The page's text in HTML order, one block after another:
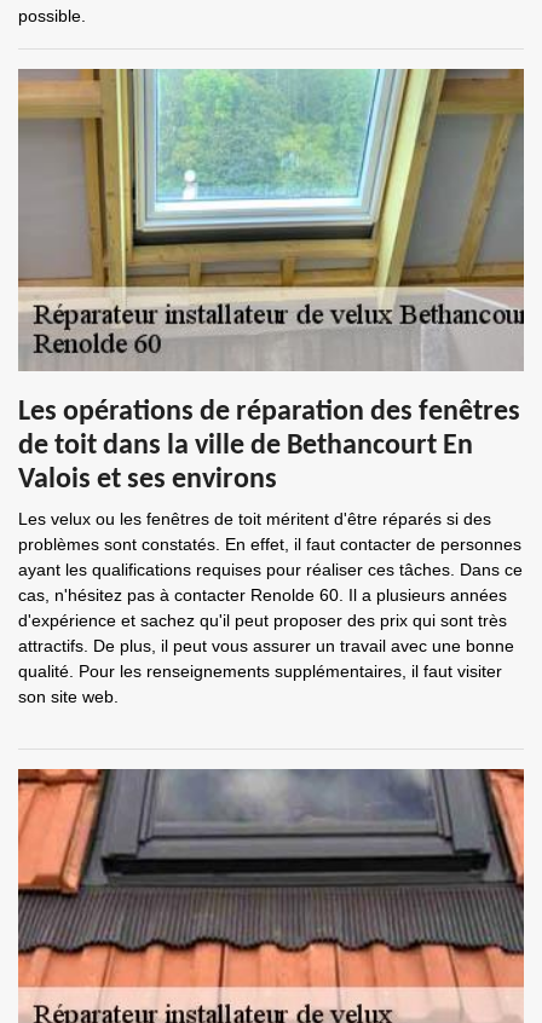
possible.
Les opérations de réparation des fenêtres
de toit dans la ville de Bethancourt En
Valois et ses environs
Les velux ou les fenêtres de toit méritent d'être réparés si des
problèmes sont constatés. En effet, il faut contacter de personnes
ayant les qualifications requises pour réaliser ces tâches. Dans ce
cas, n'hésitez pas à contacter Renolde 60. Il a plusieurs années
d'expérience et sachez qu'il peut proposer des prix qui sont très
attractifs. De plus, il peut vous assurer un travail avec une bonne
qualité. Pour les renseignements supplémentaires, il faut visiter
son site web.